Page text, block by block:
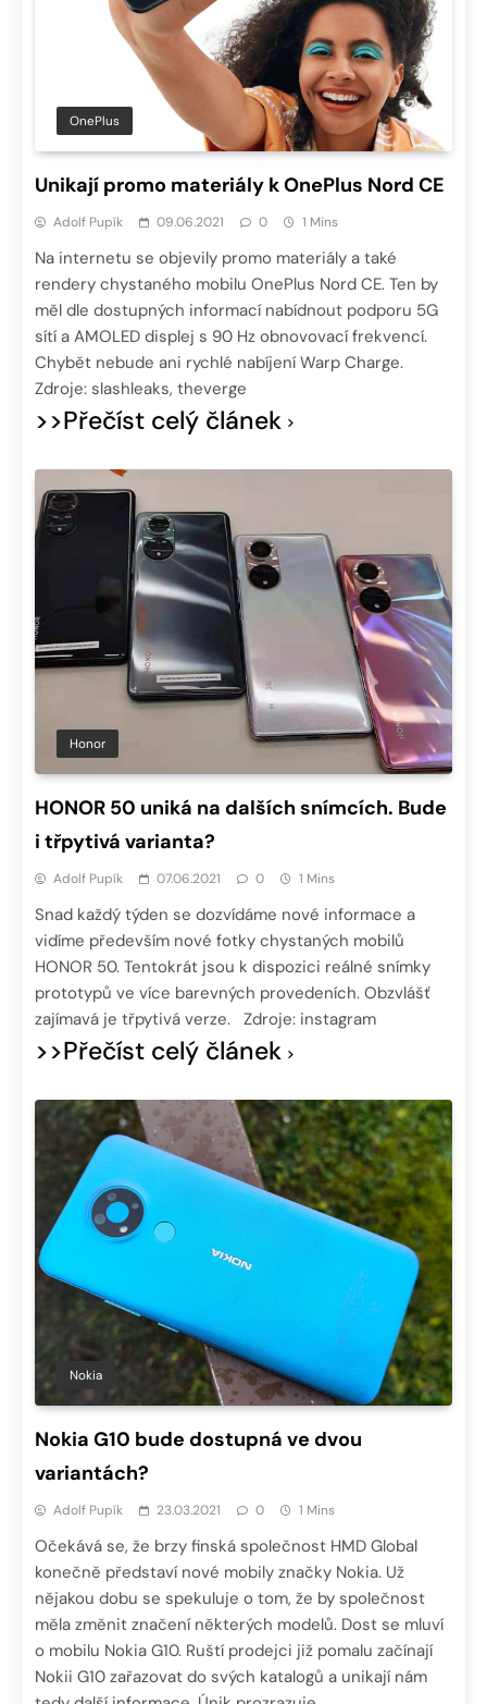
OnePlus
Unikají promo materiály k OnePlus Nord CE
Adolf Pupík 09.06.2021 0 1 Mins
Na internetu se objevily promo materiály a také
rendery chystaného mobilu OnePlus Nord CE. Ten by
měl dle dostupných informací nabídnout podporu 5G
sítí a AMOLED displej s 90 Hz obnovovací frekvencí.
Chybět nebude ani rychlé nabíjení Warp Charge.
Zdroje: slashleaks, theverge
>>Přečíst celý článek
Honor
HONOR 50 uniká na dalších snímcích. Bude
i třpytivá varianta?
Adolf Pupík 07.06.2021 0 1 Mins
Snad každý týden se dozvídáme nové informace a
vidíme především nové fotky chystaných mobilů
HONOR 50. Tentokrát jsou k dispozici reálné snímky
prototypů ve více barevných provedeních. Obzvlášť
zajímavá je třpytivá verze. Zdroje: instagram
>>Přečíst celý článek
Nokia
Nokia G10 bude dostupná ve dvou
variantách?
Adolf Pupík 23.03.2021 0 1 Mins
Očekává se, že brzy finská společnost HMD Global
konečně představí nové mobily značky Nokia. Už
nějakou dobu se spekuluje o tom, že by společnost
měla změnit značení některých modelů. Dost se mluví
o mobilu Nokia G10. Ruští prodejci již pomalu začínají
Nokii G10 zařazovat do svých katalogů a unikají nám